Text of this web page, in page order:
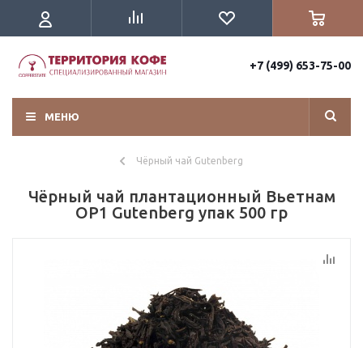
+7 (499) 653-75-00
МЕНЮ
Чёрный чай Gutenberg
Чёрный чай плантационный Вьетнам
OP1 Gutenberg упак 500 гр